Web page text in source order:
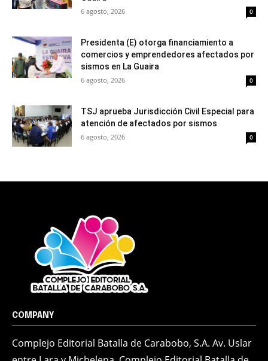
6 agosto, 2026 0
Presidenta (E) otorga financiamiento a
comercios y emprendedores afectados por
sismos en La Guaira
6 agosto, 2026 0
TSJ aprueba Jurisdicción Civil Especial para
atención de afectados por sismos
6 agosto, 2026 0
COMPANY
Complejo Editorial Batalla de Carabobo, S.A. Av. Uslar